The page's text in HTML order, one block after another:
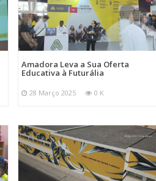
Amadora Leva a Sua Oferta
Educativa à Futurália
28 Março 2025 0 K